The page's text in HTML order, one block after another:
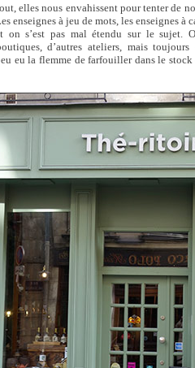
elles nous envahissent pour tenter de
enseignes à jeu de mots, les enseignes
on s’est pas mal étendu sur le sujet.
d’autres ateliers, mais
eu la flemme de farfouiller dans le